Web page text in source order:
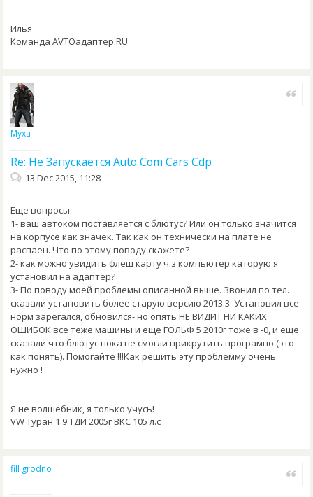
Илья
Команда AVTOадаптер.RU
Муха
Re: Не Запускается Auto Com Cars Cdp
Quote
13 Dec 2015, 11:28
Еще вопросы:
1- ваш автоком поставляется с блютус? Или он только значится
на корпусе как значек. Так как он технически на плате не
распаен. Что по этому поводу скажете?
2- как можно увидить флеш карту ч.з компьютер каторую я
установил на адаптер?
3- По поводу моей проблемы описанной выше. Звонил по тел.
сказали установить более старую версию 2013.3. Установил все
норм зарегался, обновился- но опять НЕ ВИДИТ НИ КАКИХ
ОШИБОК все теже машины и еще ГОЛЬФ 5 2010г тоже в -0, и еще
сказали что блютус пока не смогли прикрутить програмно (это
как понять). Помогайте !!!Как решить эту проблемму очень
нужно !
Я не волшебник, я только учусь!
VW Туран 1.9 ТДИ 2005г BKC 105 л.с
fill grodno Quote